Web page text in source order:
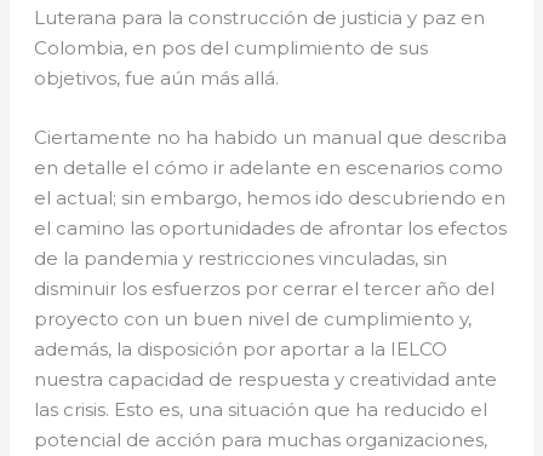
Luterana para la construcción de justicia y paz en
Colombia, en pos del cumplimiento de sus
objetivos, fue aún más allá.
Ciertamente no ha habido un manual que describa
en detalle el cómo ir adelante en escenarios como
el actual; sin embargo, hemos ido descubriendo en
el camino las oportunidades de afrontar los efectos
de la pandemia y restricciones vinculadas, sin
disminuir los esfuerzos por cerrar el tercer año del
proyecto con un buen nivel de cumplimiento y,
además, la disposición por aportar a la IELCO
nuestra capacidad de respuesta y creatividad ante
las crisis. Esto es, una situación que ha reducido el
potencial de acción para muchas organizaciones,